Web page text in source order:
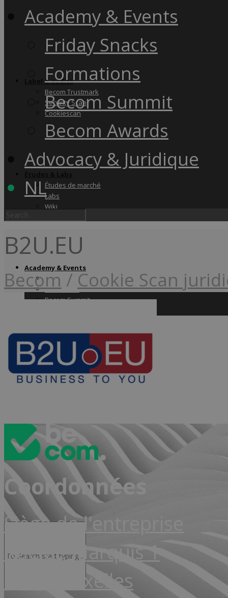
Label & audits
Becom Trustmark
Security Scan
Cookiescan
Études de marché
Labs
Wiki
Academy & Events
Friday Snacks
Formations
Becom Summit
Advocacy & Juridique
Academy & Events
Friday Snacks
Formations
Becom Summit
Becom Awards
Advocacy & Juridique
NL
B2U.EU
Becom / Cookie Scan
Coordonnées
Siège de l'entreprise
Rue de Marquis 1
1000 Bruxelles